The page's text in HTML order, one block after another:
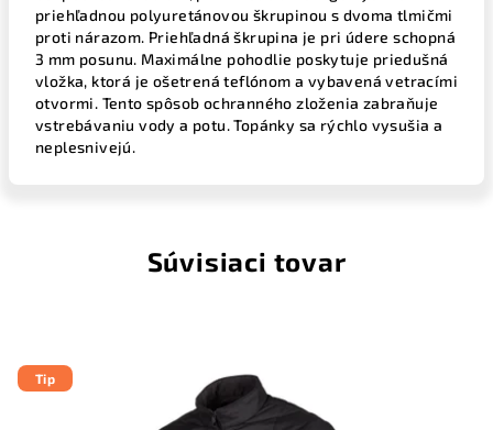
priehľadnou polyuretánovou škrupinou s dvoma tlmičmi
proti nárazom. Priehľadná škrupina je pri údere schopná
3 mm posunu. Maximálne pohodlie poskytuje priedušná
vložka, ktorá je ošetrená teflónom a vybavená vetracími
otvormi. Tento spôsob ochranného zloženia zabraňuje
vstrebávaniu vody a potu. Topánky sa rýchlo vysušia a
neplesnivejú.
Súvisiaci tovar
Tip